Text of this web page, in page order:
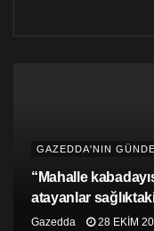
GAZEDDA'NIN
“Mahalle
atayanlar
Gazedda 28 EKIM